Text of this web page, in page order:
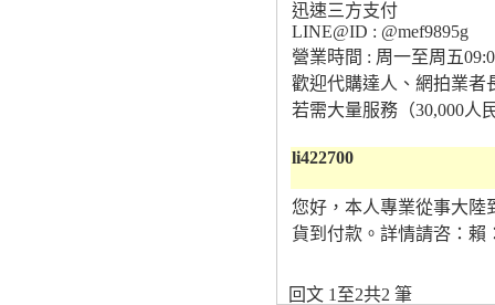
迅速三方支付
LINE@ID : @mef9895g
營業時間 : 周一至周五
歡迎代購達人、網拍業者
若需大量服務（30,000人
li422700
您好，本人專業從事大陸
貨到付款。詳情請咨：賴
回文 1至2共2 筆